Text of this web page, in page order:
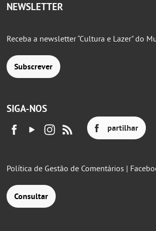
NEWSLETTER
Receba a newsletter “Cultura e Lazer" do
Subscrever
SIGA-NOS
partilhar
Política de Gestão de Comentários |
Consultar